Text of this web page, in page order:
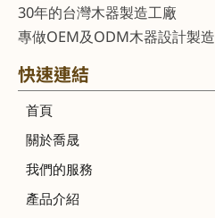
30年的台灣木器製造工廠
專做OEM及ODM木器設計製造
快速連結
首頁
關於喬晟
我們的服務
產品介紹